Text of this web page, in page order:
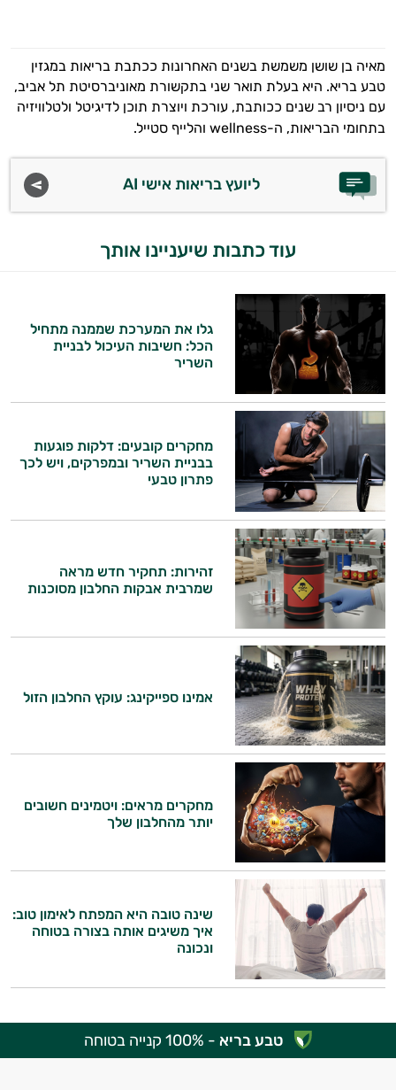
מאיה בן שושן משמשת בשנים האחרונות ככתבת בריאות במגזין
טבע בריא. היא בעלת תואר שני בתקשורת מאוניברסיטת תל אביב,
עם ניסיון רב שנים ככותבת, עורכת ויוצרת תוכן לדיגיטל ולטלוויזיה
בתחומי הבריאות, ה-wellness והלייף סטייל.
ליועץ בריאות אישי AI
עוד כתבות שיעניינו אותך
גלו את המערכת שממנה מתחיל
הכל: חשיבות העיכול לבניית
השריר
מחקרים קובעים: דלקות פוגעות
בבניית השריר ובמפרקים, ויש לכך
פתרון טבעי
זהירות: תחקיר חדש מראה
שמרבית אבקות החלבון מסוכנות
אמינו ספייקינג: עוקץ החלבון הזול
מחקרים מראים: ויטמינים חשובים
יותר מהחלבון שלך
שינה טובה היא המפתח לאימון טוב:
איך משיגים אותה בצורה בטוחה
ונכונה
טבע בריא - 100% קנייה בטוחה